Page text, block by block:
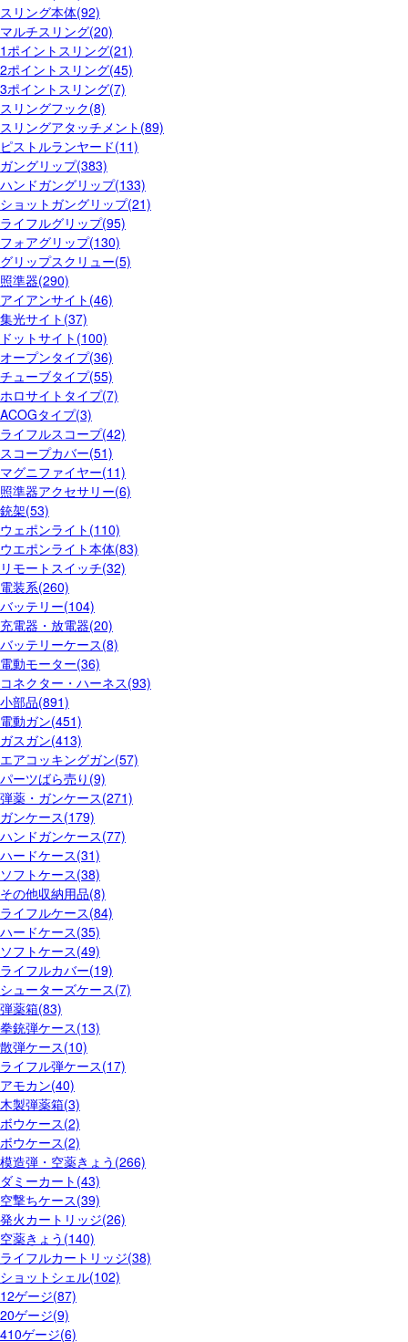
スリング本体(92)
マルチスリング(20)
1ポイントスリング(21)
2ポイントスリング(45)
3ポイントスリング(7)
スリングフック(8)
スリングアタッチメント(89)
ピストルランヤード(11)
ガングリップ(383)
ハンドガングリップ(133)
ショットガングリップ(21)
ライフルグリップ(95)
フォアグリップ(130)
グリップスクリュー(5)
照準器(290)
アイアンサイト(46)
集光サイト(37)
ドットサイト(100)
オープンタイプ(36)
チューブタイプ(55)
ホロサイトタイプ(7)
ACOGタイプ(3)
ライフルスコープ(42)
スコープカバー(51)
マグニファイヤー(11)
照準器アクセサリー(6)
銃架(53)
ウェポンライト(110)
ウエポンライト本体(83)
リモートスイッチ(32)
電装系(260)
バッテリー(104)
充電器・放電器(20)
バッテリーケース(8)
電動モーター(36)
コネクター・ハーネス(93)
小部品(891)
電動ガン(451)
ガスガン(413)
エアコッキングガン(57)
パーツばら売り(9)
弾薬・ガンケース(271)
ガンケース(179)
ハンドガンケース(77)
ハードケース(31)
ソフトケース(38)
その他収納用品(8)
ライフルケース(84)
ハードケース(35)
ソフトケース(49)
ライフルカバー(19)
シューターズケース(7)
弾薬箱(83)
拳銃弾ケース(13)
散弾ケース(10)
ライフル弾ケース(17)
アモカン(40)
木製弾薬箱(3)
ボウケース(2)
ボウケース(2)
模造弾・空薬きょう(266)
ダミーカート(43)
空撃ちケース(39)
発火カートリッジ(26)
空薬きょう(140)
ライフルカートリッジ(38)
ショットシェル(102)
12ゲージ(87)
20ゲージ(9)
410ゲージ(6)